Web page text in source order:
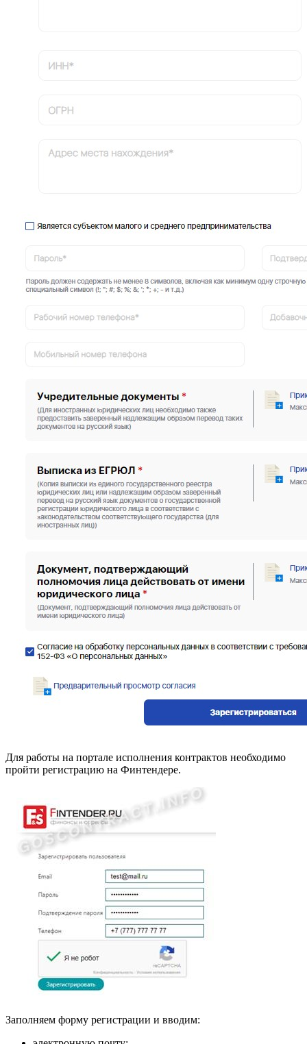
Для работы на портале исполнения контрактов необходимо
пройти регистрацию на Финтендере.
Заполняем форму регистрации и вводим: